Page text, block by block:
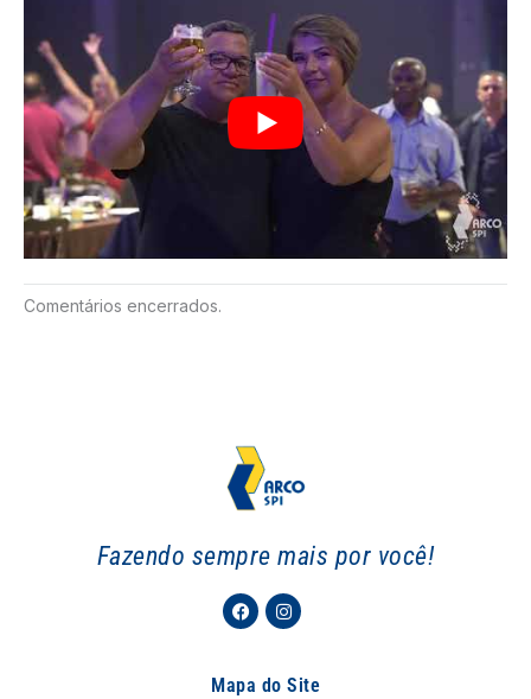
Comentários encerrados.
Fazendo sempre mais por você!
FacebookInstagram
Mapa do Site